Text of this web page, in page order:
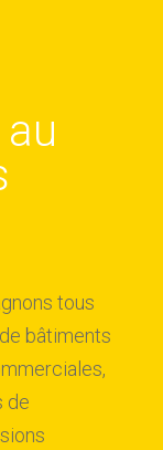
tous
bâtiments
de